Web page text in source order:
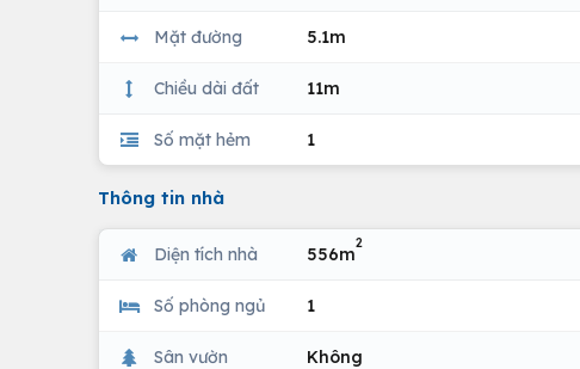
Mặt đường 5.1m
Chiều dài đất 11m
Số mặt hẻm 1
Thông tin nhà
Diện tích nhà 556m
2
Số phòng ngủ 1
Sân vườn Không